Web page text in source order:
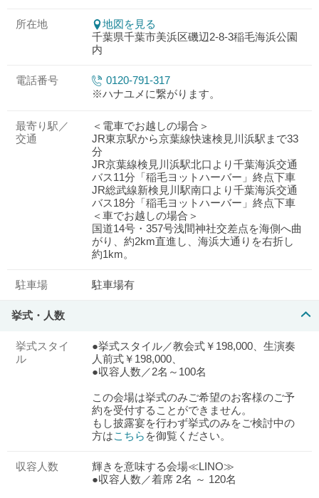
所在地
地図を見る
千葉県千葉市美浜区磯辺2-8-3稲毛海浜公園
内
電話番号
0120-791-317
※ハナユメに繋がります。
最寄り駅／
交通
＜電車でお越しの場合＞
JR東京駅から京葉線快速検見川浜駅まで33
分
JR京葉線検見川浜駅北口より千葉海浜交通
バス11分「稲毛ヨットハーバー」終点下車
JR総武線新検見川駅南口より千葉海浜交通
バス18分「稲毛ヨットハーバー」終点下車
＜車でお越しの場合＞
国道14号・357号浅間神社交差点を海側へ曲
がり、約2km直進し、海浜大通りを右折し
約1km。
駐車場 駐車場有
挙式・人数
挙式スタイ
ル
●挙式スタイル／教会式￥198,000、生演奏
人前式￥198,000、
●収容人数／2名～100名
この会場は挙式のみご希望のお客様のご予
約を受付することができません。
もし披露宴を行わず挙式のみをご検討中の
方はこちら を御覧ください。
収容人数
輝きを意味する会場≪LINO≫
●収容人数／着席 2名 ～ 120名